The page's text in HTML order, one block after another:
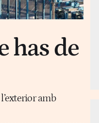
has de
amb